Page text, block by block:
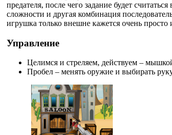
предателя, после чего задание будет
сложности и другая комбинация
игрушка только внешне кажется очень
Управление
Целимся и стреляем, действуем –
Пробел – менять оружие и выбирать